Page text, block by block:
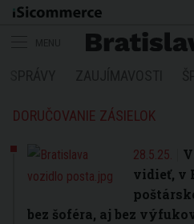
DORUČOVANIE ZÁSIELOK
28.5.25.
vidieť, v
bez šoféra, aj bez